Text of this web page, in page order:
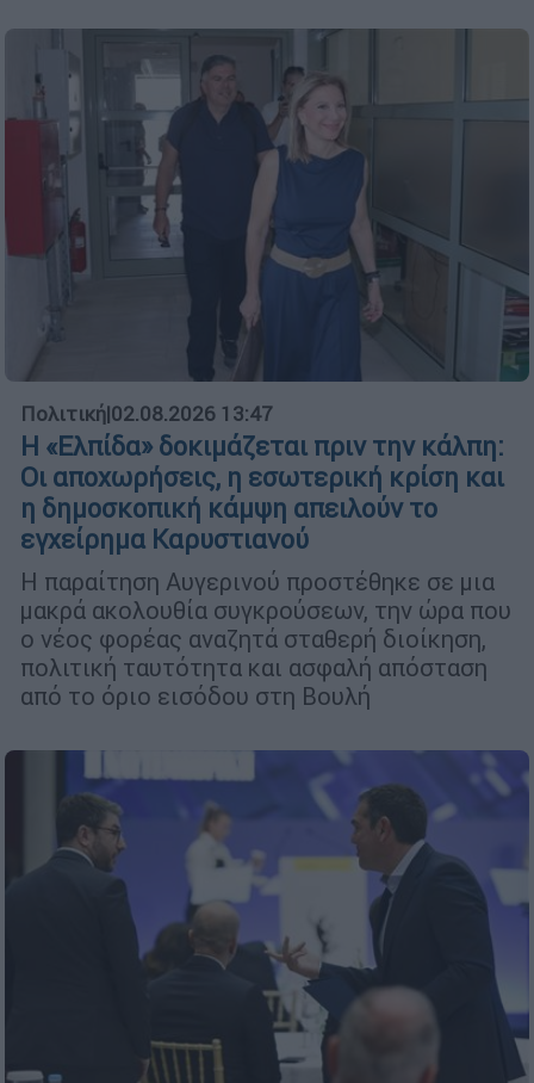
Πολιτική|02.08.2026 13:47
Η «Ελπίδα» δοκιμάζεται πριν την κάλπη:
Οι αποχωρήσεις, η εσωτερική κρίση και
η δημοσκοπική κάμψη απειλούν το
εγχείρημα Καρυστιανού
Η παραίτηση Αυγερινού προστέθηκε σε μια
μακρά ακολουθία συγκρούσεων, την ώρα που
ο νέος φορέας αναζητά σταθερή διοίκηση,
πολιτική ταυτότητα και ασφαλή απόσταση
από το όριο εισόδου στη Βουλή